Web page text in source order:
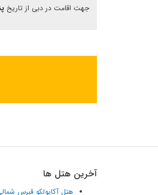
جهت اقامت در دبی از تاریخ
آخرین هتل ها
هتل آکاپولکو قبرس